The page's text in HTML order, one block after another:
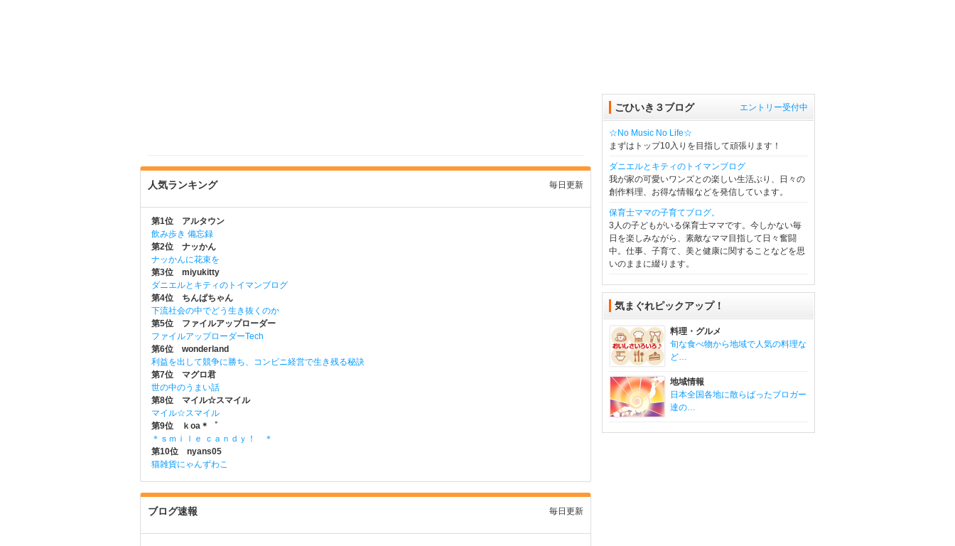
人気ランキング 毎日更新
第1位 アルタウン
飲み歩き 備忘録
第2位 ナッかん
ナッかんに花束を
第3位 miyukitty
ダニエルとキティのトイマンブログ
第4位 ちんぱちゃん
下流社会の中でどう生き抜くのか
第5位 ファイルアップローダー
ファイルアップローダーTech
第6位 wonderland
利益を出して競争に勝ち、コンビニ経営で生き残る秘訣
第7位 マグロ君
世の中のうまい話
第8位 マイル☆スマイル
マイル☆スマイル
第9位 ｋoa＊゜
＊ｓｍｉｌｅ ｃａｎｄｙ！ ＊
第10位 nyans05
猫雑貨にゃんずわこ
ブログ速報 毎日更新
エントリー受付中
ごひいき３ブログ
☆No Music No Life☆
まずはトップ10入りを目指して頑張ります！
ダニエルとキティのトイマンブログ
我が家の可愛いワンズとの楽しい生活ぶり、日々の
創作料理、お得な情報などを発信しています。
保育士ママの子育てブログ。
3人の子どもがいる保育士ママです。今しかない毎
日を楽しみながら、素敵なママ目指して日々奮闘
中。仕事、子育て、美と健康に関することなどを思
いのままに綴ります。
気まぐれピックアップ！
料理・グルメ
旬な食べ物から地域で人気の料理な
ど…
地域情報
日本全国各地に散らばったブロガー
達の…